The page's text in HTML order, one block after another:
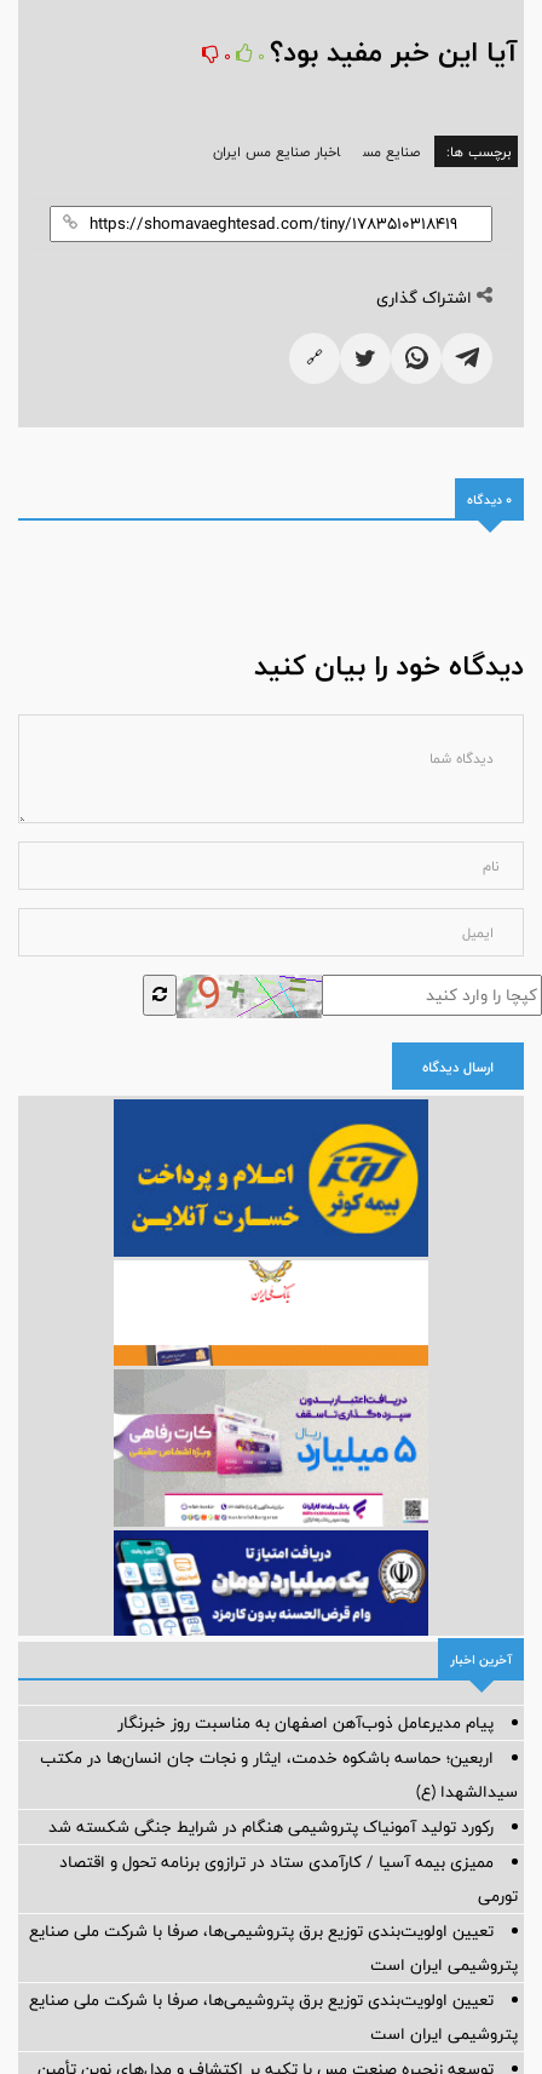
آیا این خبر مفید بود؟ 0
0
برچسب ها: صنایع مس اخبار صنایع مس ایران
اشتراک گذاری
🔗
0 دیدگاه
دیدگاه خود را بیان کنید
ارسال دیدگاه
آخرین اخبار
پیام مدیرعامل ذوب‌آهن اصفهان به مناسبت روز خبرنگار
اربعین؛ حماسه باشکوه خدمت، ایثار و نجات جان انسان‌ها در مکتب
سیدالشهدا (ع)
رکورد تولید آمونیاک پتروشیمی هنگام در شرایط جنگی شکسته شد
ممیزی بیمه آسیا / کارآمدی ستاد در ترازوی برنامه تحول و اقتصاد
تورمی
تعیین اولویت‌بندی توزیع برق پتروشیمی‌ها، صرفا با شرکت ملی صنایع
پتروشیمی ایران است
تعیین اولویت‌بندی توزیع برق پتروشیمی‌ها، صرفا با شرکت ملی صنایع
پتروشیمی ایران است